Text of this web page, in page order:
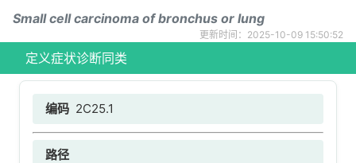
Small cell carcinoma of bronchus or lung
更新时间：2025-10-09 15:50:52
定义症状诊断同类
编码 2C25.1
路径